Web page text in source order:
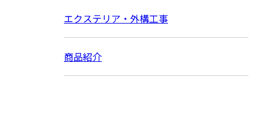
エクステリア・外構工事
商品紹介